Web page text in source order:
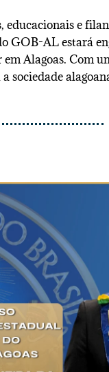
educacionais e
GOB-AL estará
Alagoas. Com